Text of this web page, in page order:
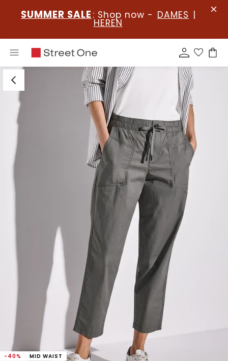
SUMMER SALE : Shop now - DAMES |
HEREN
-40%
MID WAIST